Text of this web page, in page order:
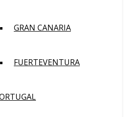
GRAN CANARIA
FUERTEVENTURA